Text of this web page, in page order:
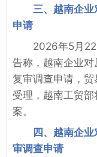
三、越南企
申请
2026年5月
告称，越南企业
复审调查申请，
受理，越南工贸
案。
四、越南企
审调查申请